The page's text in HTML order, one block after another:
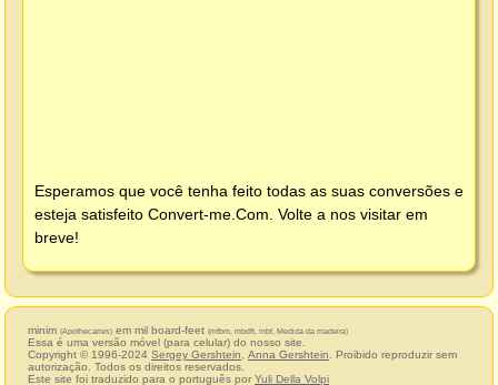
Esperamos que você tenha feito todas as suas conversões e
esteja satisfeito Convert-me.Com . Volte a nos visitar em
breve!
minim (Apothecaries) em mil board-feet (mfbm, mbdft, mbf, Medida da madeira)
Essa é uma versão móvel (para celular) do nosso site.
Copyright © 1996-2024 Sergey Gershtein Anna Gershtein . Proibido reproduzir sem
autorização. Todos os direitos reservados.
Este site foi traduzido para o português por Yuli Della Volpi